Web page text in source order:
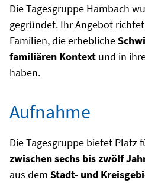
Die Tagesgruppe Hambach
gegründet. Ihr Angebot
Familien, die erhebliche
familiären Kontext und in
haben.
Aufnahme
Die Tagesgruppe bietet Platz
zwischen sechs bis zwölf
aus dem Stadt- und